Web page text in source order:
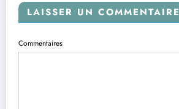
LAISSER UN COMMENTAIRE
Commentaires